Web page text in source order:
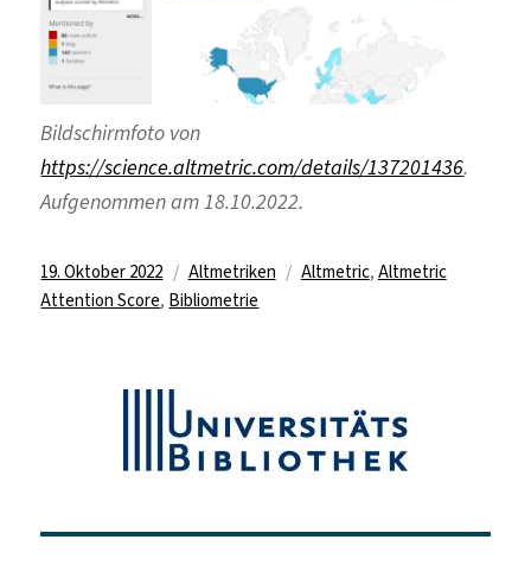
Bildschirmfoto von
https://science.altmetric.com/details/137201436.
Aufgenommen am 18.10.2022.
Veröffentlicht
am
19. Oktober 2022 Kategorien
Altmetriken Schlagwörter
Altmetric, Altmetric
Attention Score, Bibliometrie